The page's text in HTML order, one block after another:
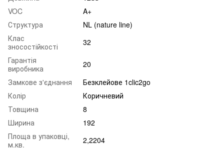
VOC
A+
Структура
NL (nature line)
Клас
зносостійкості
32
Гарантія
виробника
20
Замкове з'єднання
Безклейове 1clic2go
Колір
Коричневий
Товщина
8
Ширина
192
Площа в упаковці,
м.кв.
2,2204